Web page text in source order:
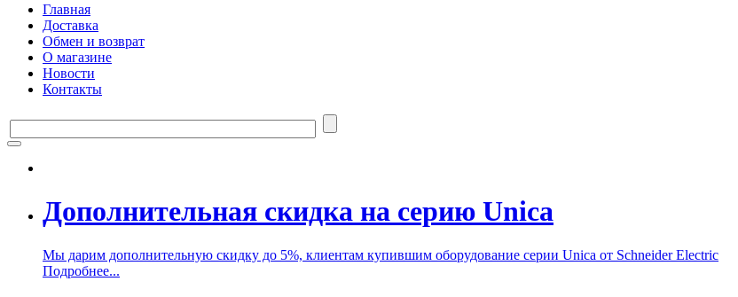
Главная
Доставка
Обмен и возврат
О магазине
Новости
Контакты
Дополнительная скидка на серию Unica
Мы дарим дополнительную скидку до 5%, клиентам купившим оборудование серии Unica от Schneider Electric
Подробнее...